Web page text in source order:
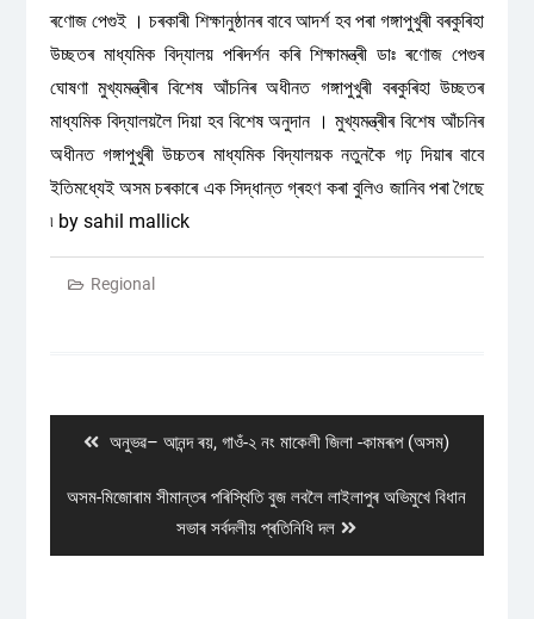
ৰণোজ পেগুই । চৰকাৰী শিক্ষানুষ্ঠানৰ বাবে আদৰ্শ হব পৰা গঙ্গাপুখুৰী বৰকুৰিহা
উচ্ছতৰ মাধ্যমিক বিদ্যালয় পৰিদৰ্শন কৰি শিক্ষামন্ত্ৰী ডাঃ ৰণোজ পেগুৰ
ঘোষণা মুখ্যমন্ত্ৰীৰ বিশেষ আঁচনিৰ অধীনত গঙ্গাপুখুৰী বৰকুৰিহা উচ্ছতৰ
মাধ্যমিক বিদ্যালয়লৈ দিয়া হব বিশেষ অনুদান । মুখ্যমন্ত্ৰীৰ বিশেষ আঁচনিৰ
অধীনত গঙ্গাপুখুৰী উচ্চতৰ মাধ্যমিক বিদ্যালয়ক নতুনকৈ গঢ় দিয়াৰ বাবে
ইতিমধ্যেই অসম চৰকাৰে এক সিদ্ধান্ত গ্ৰহণ কৰা বুলিও জানিব পৰা গৈছে
৷ by sahil mallick
Regional
Previous
অনুভৱ– আনন্দ ৰয়, গাওঁ-২ নং মাকেলী জিলা -কামৰূপ (অসম)
Next
অসম-মিজোৰাম সীমান্তৰ পৰিস্থিতি বুজ লবলৈ লাইলাপুৰ অভিমুখে বিধান
সভাৰ সৰ্বদলীয় প্ৰতিনিধি দল